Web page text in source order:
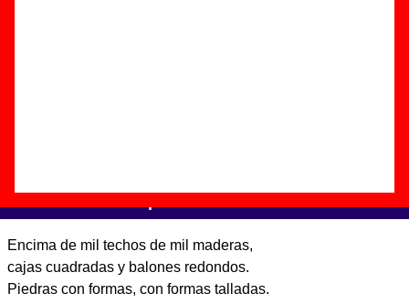
Encima de mil techos de mil maderas,
cajas cuadradas y balones redondos.
Piedras con formas, con formas talladas.